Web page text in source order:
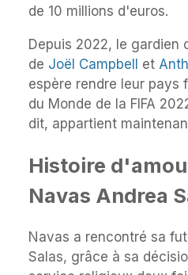
de 10 millions d'euros.
Depuis 2022, le gardien
de Joël Campbell et
espère rendre leur pays
du Monde de la FIFA
dit, appartient
Histoire
Navas Andrea
Navas a rencontré sa
Salas, grâce à sa